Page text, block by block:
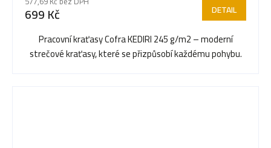
produktu
je
699 Kč DETAIL
Pracovní kraťasy Cofra KEDIRI 245 g/m2 – moderní
strečové kraťasy, které se přizpůsobí každému pohybu.